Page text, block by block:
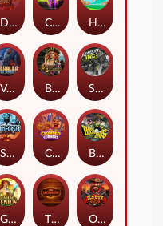
BASH BROS
The Jack & Rose
Crowned Corners
Bonnie's Buccaneers
Demon Queen
Gearlab Genius
Valhalla: Wild Winter
Chaos Crew 2
Stormforged
Slayers Inc
Hop'n'Pop
Old Gun